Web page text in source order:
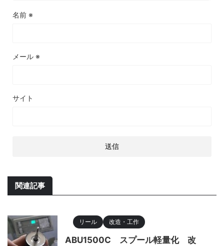
名前 ※
メール ※
サイト
関連記事
リール 改造・工作
ABU1500C スプール軽量化 改